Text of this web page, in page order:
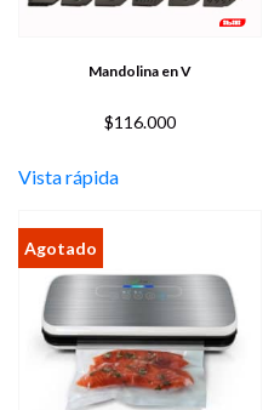
Mandolina en V
$116.000
Vista rápida